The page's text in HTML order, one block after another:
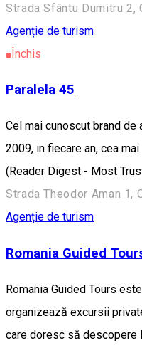
Strada Sfântu Dumitru 2,
Agenție de turism
Închis
Paralela 45
Cel mai cunoscut brand de
2009, in fiecare an, cea
(Reader Digest - Most
Strada Theodor Aman 1,
Agenție de turism
Romania Guided
Romania Guided Tours
organizează excursii
care doresc să descopere